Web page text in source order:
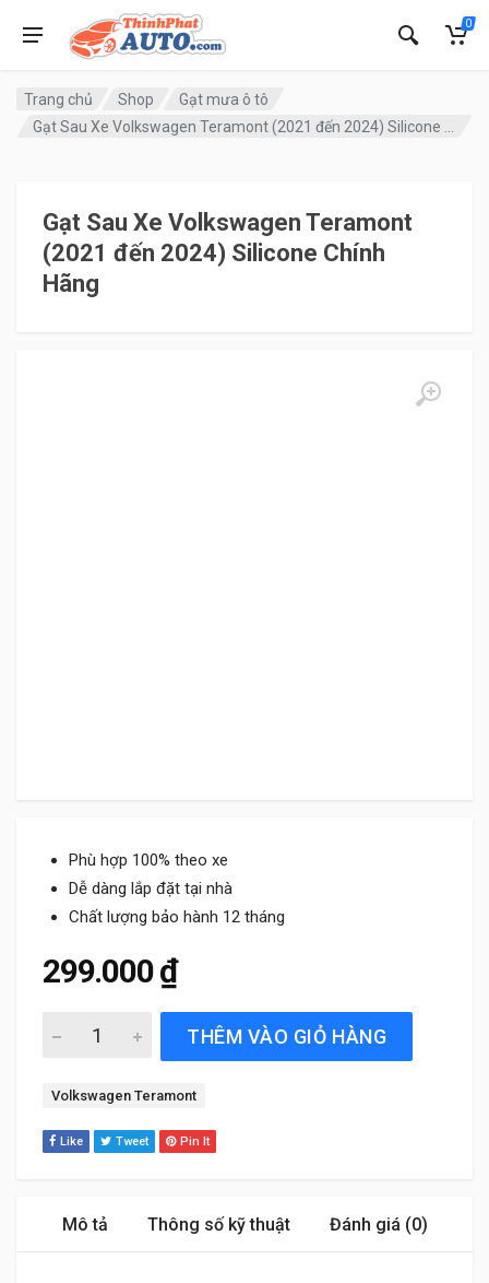
0
Trang chủ Shop
Gạt mưa ô tô
Gạt Sau Xe Volkswagen Teramont
(2021 đến 2024) Silicone Chính
Hãng
Phù hợp 100% theo xe
Dễ dàng lắp đặt tại nhà
Chất lượng bảo hành 12 tháng
299.000₫
Gạt Sau Xe Volkswagen Teramont (2021 đến 2024)
THÊM VÀO GIỎ HÀNG
Tag:
Volkswagen Teramont
Like Tweet Pin It
Mô tả Thông số kỹ thuật Đánh giá (0)